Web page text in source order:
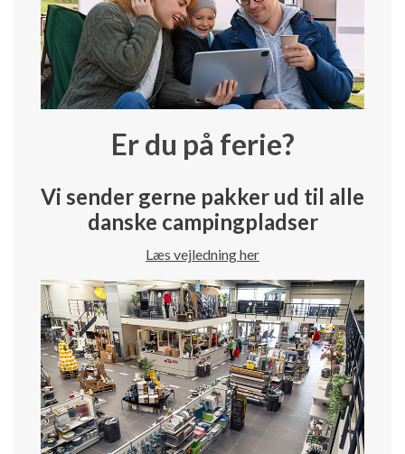
Er du på ferie?
Vi sender gerne pakker ud til alle
danske campingpladser
Læs vejledning her